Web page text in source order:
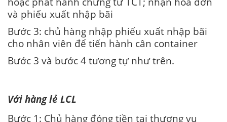
và phiếu xuất nhập bãi
Bước 3: chủ hàng nhập phiếu xuất nhập bãi
cho nhân viên để tiến hành cân container
Bước 3 và bước 4 tương tự như trên.
Với hàng lẻ LCL
Bước 1: Chủ hàng đóng tiền tại thương vụ